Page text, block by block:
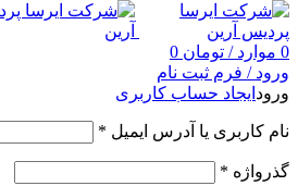
0 موارد / تومان
ورود / فرم ثبت نام
ورود ایجاد حساب کاربری
نام کاربری یا آدرس ایمیل *
گذرواژه *